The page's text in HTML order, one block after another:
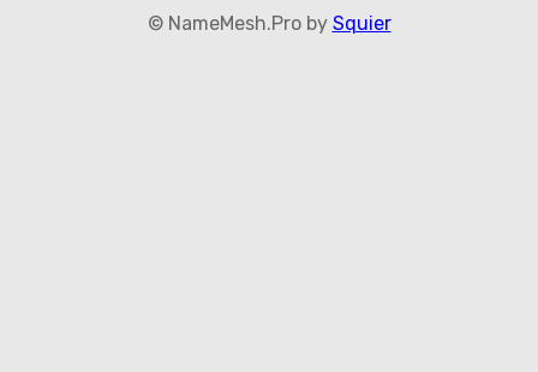
© NameMesh.Pro by Squier